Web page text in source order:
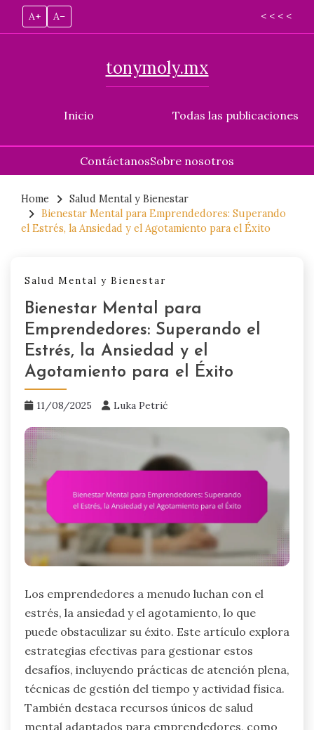
A+ A– < < < <
Inicio
tonymoly.mx
Todas las publicaciones
ContáctanosSobre nosotros
content
Home
Salud Mental y Bienestar
Bienestar Mental para Emprendedores: Superando
el Estrés, la Ansiedad y el Agotamiento para el Éxito
Salud Mental y Bienestar
Bienestar Mental para
Emprendedores: Superando el
Estrés, la Ansiedad y el
Agotamiento para el Éxito
11/08/2025 Luka Petrić
Los emprendedores a menudo luchan con el
estrés, la ansiedad y el agotamiento, lo que
puede obstaculizar su éxito. Este artículo explora
estrategias efectivas para gestionar estos
desafíos, incluyendo prácticas de atención plena,
técnicas de gestión del tiempo y actividad física.
También destaca recursos únicos de salud
mental adaptados para emprendedores, como